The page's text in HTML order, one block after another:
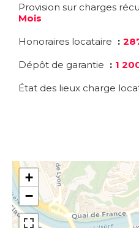
Provision sur charges
Mois
Honoraires locataire
Dépôt de garantie
1
État des lieux charge
+
−